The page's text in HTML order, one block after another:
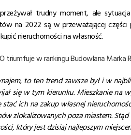
trudny moment, ale
na 2022 są w przeważającej
nieruchomości na własność.
triumfuje w rankingu Budowlana Marka
to ten trend zawsze był i w
się w tym kierunku. Mieszkanie na
ich na zakup własnej
zlokalizowanych poza miastem.
który jest dzisiaj najlepszym